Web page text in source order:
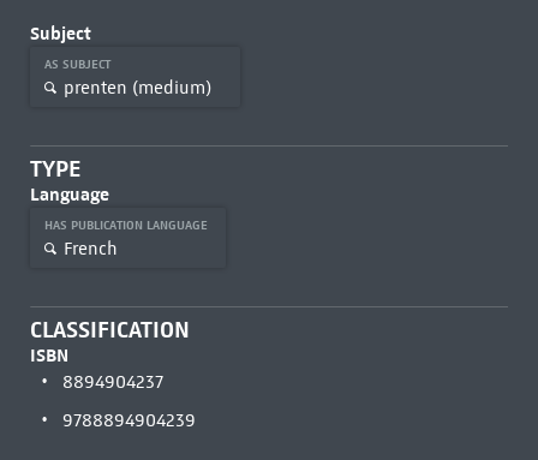
Subject
AS SUBJECT
prenten (medium)
TYPE
Language
HAS PUBLICATION LANGUAGE
French
CLASSIFICATION
ISBN
8894904237
9788894904239